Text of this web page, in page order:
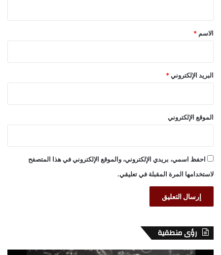
*
الاسم *
البريد الإلكتروني *
الموقع الإلكتروني
احفظ اسمي، بريدي الإلكتروني، والموقع الإلكتروني في هذا المتصفح
لاستخدامها المرة المقبلة في تعليقي.
رؤى منطقية